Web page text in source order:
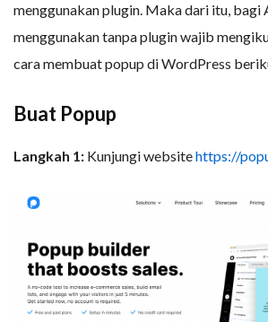
menggunakan plugin. Maka dari itu, bagi
menggunakan tanpa plugin wajib
cara membuat popup di WordPress
Buat Popup
Langkah 1: Kunjungi websitehttps://